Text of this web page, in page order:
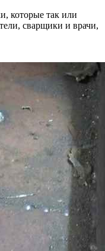
которые так или
сварщики и врачи,